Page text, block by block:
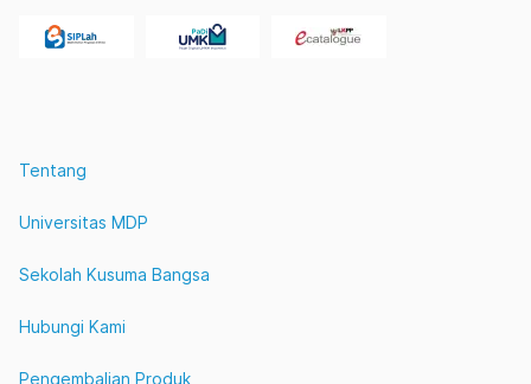
Tentang
Universitas MDP
Sekolah Kusuma Bangsa
Hubungi Kami
Pengembalian Produk